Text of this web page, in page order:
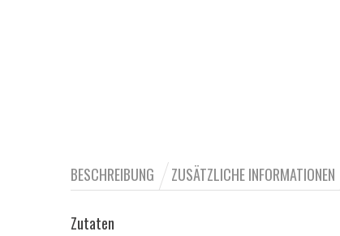
BESCHREIBUNG ZUSÄTZLICHE INFORMATIONEN
Zutaten